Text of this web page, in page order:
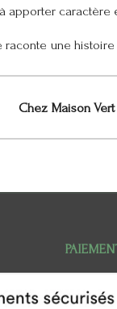
apporter caractère
raconte une
Chez Maison